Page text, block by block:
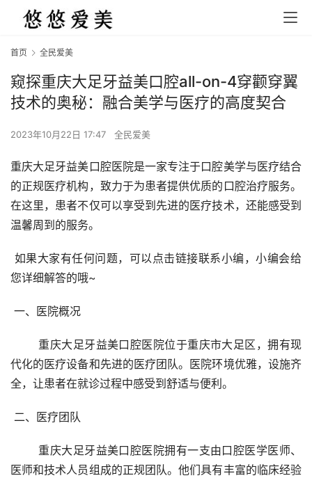
首页 全民爱美
窥探重庆大足牙益美口腔all-on-4穿颧穿翼
技术的奥秘：融合美学与医疗的高度契合
2023年10月22日 17:47 全民爱美
重庆大足牙益美口腔医院是一家专注于口腔美学与医疗结合
的正规医疗机构，致力于为患者提供优质的口腔治疗服务。
在这里，患者不仅可以享受到先进的医疗技术，还能感受到
温馨周到的服务。
您详细解答的哦~
一、医院概况
代化的医疗设备和先进的医疗团队。医院环境优雅，设施齐
全，让患者在就诊过程中感受到舒适与便利。
二、医疗团队
医师和技术人员组成的正规团队。他们具有丰富的临床经验